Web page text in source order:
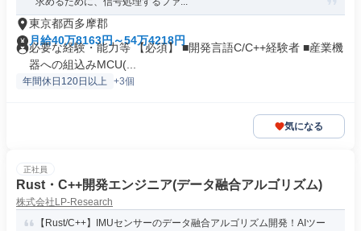
東京都西多摩郡
月給40万8163円～54万4218円
必要な経験・能力等 【必須】 ■開発言語C/C++経験者 ■産業機
器への組込みMCU(...
年間休日120日以上 +3個
気になる
正社員
Rust・C++開発エンジニア(データ融合アルゴリズム)
株式会社LP-Research
【Rust/C++】IMUセンサーのデータ融合アルゴリズム開発！AIツー